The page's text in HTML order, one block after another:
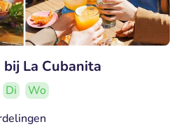
bij La Cubanita
Di
Wo